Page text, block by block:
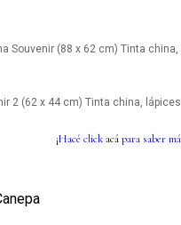
Souvenir (88 x 62 cm) Tinta
2 (62 x 44 cm) Tinta china,
¡Hacé clickacápara saber